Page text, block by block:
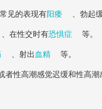
见的表现有阳痿 、勃起
、在性交时有恐惧症 等。
、射出 血精 等。
性高潮感觉迟缓和性高潮